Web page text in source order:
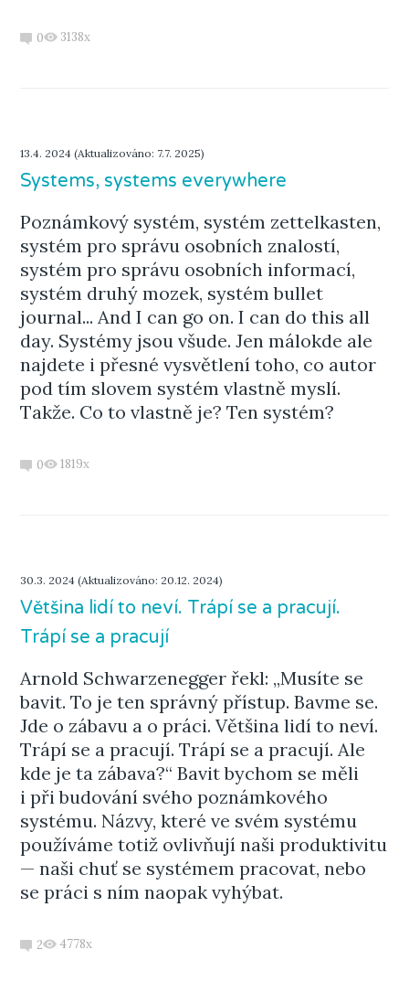
0 3138x
13.4. 2024 (Aktualizováno: 7.7. 2025)
Systems, systems everywhere
Poznámkový systém, systém zettelkasten,
systém pro správu osobních znalostí,
systém pro správu osobních informací,
systém druhý mozek, systém bullet
journal... And I can go on. I can do this all
day. Systémy jsou všude. Jen málokde ale
najdete i přesné vysvětlení toho, co autor
pod tím slovem systém vlastně myslí.
Takže. Co to vlastně je? Ten systém?
0 1819x
30.3. 2024 (Aktualizováno: 20.12. 2024)
Většina lidí to neví. Trápí se a pracují.
Trápí se a pracují
Arnold Schwarzenegger řekl: „Musíte se
bavit. To je ten správný přístup. Bavme se.
Jde o zábavu a o práci. Většina lidí to neví.
Trápí se a pracují. Trápí se a pracují. Ale
kde je ta zábava?“ Bavit bychom se měli
i při budování svého poznámkového
systému. Názvy, které ve svém systému
používáme totiž ovlivňují naši produktivitu
— naši chuť se systémem pracovat, nebo
se práci s ním naopak vyhýbat.
2 4778x